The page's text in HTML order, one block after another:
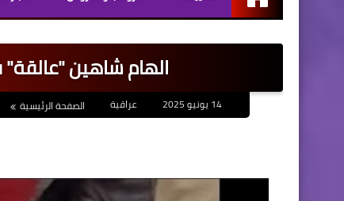
الهام شاهين
عراقية الصفحة الرئيسية